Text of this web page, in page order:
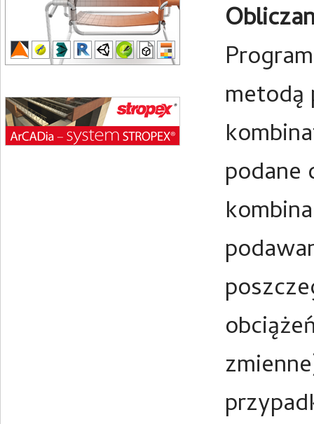
metodą
podane